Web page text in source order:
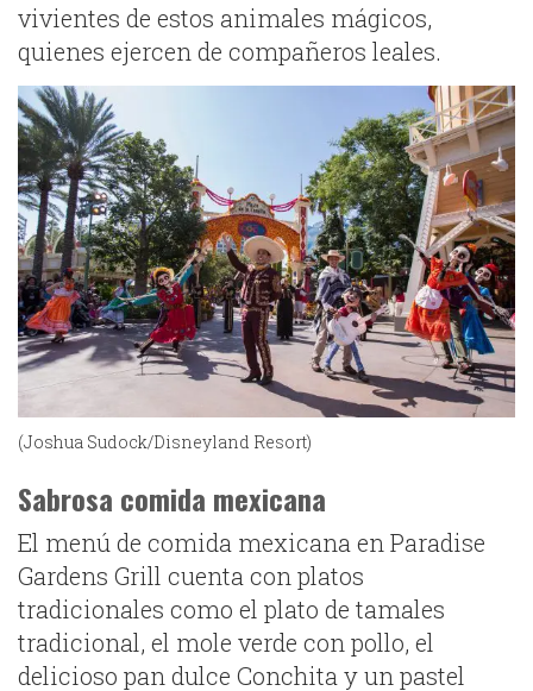
vivientes de estos animales mágicos,
quienes ejercen de compañeros leales.
(Joshua Sudock/Disneyland Resort)
Sabrosa comida mexicana
El menú de comida mexicana en Paradise
Gardens Grill cuenta con platos
tradicionales como el plato de tamales
tradicional, el mole verde con pollo, el
delicioso pan dulce Conchita y un pastel